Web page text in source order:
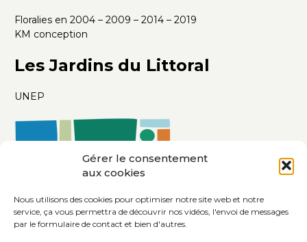
Gérer le consentement
aux cookies
Nous utilisons des cookies pour optimiser notre site web et notre
service, ça vous permettra de découvrir nos vidéos, l'envoi de messages
par le formulaire de contact et bien d'autres.
Floralies en 2004 – 2009 – 2014 – 2019
KM conception
Les Jardins du Littoral
UNEP